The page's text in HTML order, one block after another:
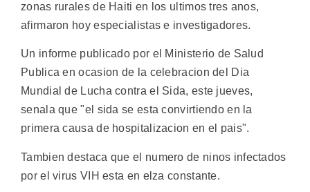
zonas rurales de Haiti en los ultimos tres anos,
afirmaron hoy especialistas e investigadores.
Un informe publicado por el Ministerio de Salud
Publica en ocasion de la celebracion del Dia
Mundial de Lucha contra el Sida, este jueves,
senala que "el sida se esta convirtiendo en la
primera causa de hospitalizacion en el pais".
Tambien destaca que el numero de ninos infectados
por el virus VIH esta en elza constante.